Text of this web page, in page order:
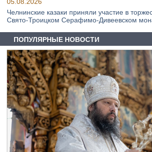
Челнинские казаки приняли участие в
Свято‑Троицком Серафимо‑Дивеевском
ПОПУЛЯРНЫЕ НОВОСТИ